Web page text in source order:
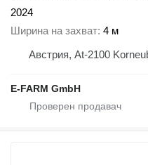
2024
Ширина на захват 4 м
Австрия, At-2100
E-FARM GmbH